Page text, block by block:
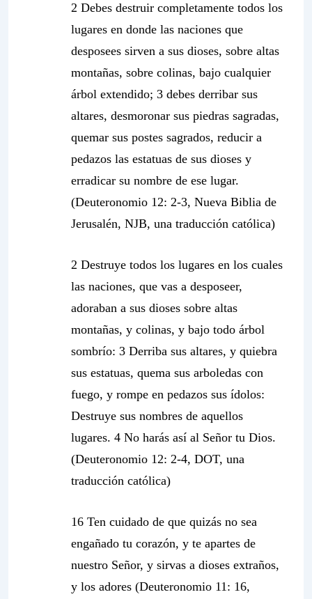
2 Debes destruir completamente todos los
lugares en donde las naciones que
desposees sirven a sus dioses, sobre altas
montañas, sobre colinas, bajo cualquier
árbol extendido; 3 debes derribar sus
altares, desmoronar sus piedras sagradas,
quemar sus postes sagrados, reducir a
pedazos las estatuas de sus dioses y
erradicar su nombre de ese lugar.
(Deuteronomio 12: 2-3, Nueva Biblia de
Jerusalén, NJB, una traducción católica)
2 Destruye todos los lugares en los cuales
las naciones, que vas a desposeer,
adoraban a sus dioses sobre altas
montañas, y colinas, y bajo todo árbol
sombrío: 3 Derriba sus altares, y quiebra
sus estatuas, quema sus arboledas con
fuego, y rompe en pedazos sus ídolos:
Destruye sus nombres de aquellos
lugares. 4 No harás así al Señor tu Dios.
(Deuteronomio 12: 2-4, DOT, una
traducción católica)
16 Ten cuidado de que quizás no sea
engañado tu corazón, y te apartes de
nuestro Señor, y sirvas a dioses extraños,
y los adores (Deuteronomio 11: 16,